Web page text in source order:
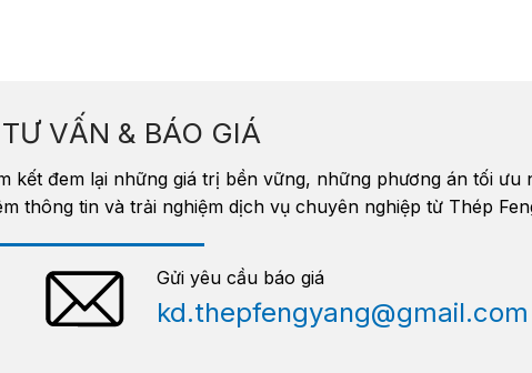
VẤN & BÁO GIÁ
kết đem lại những giá trị bền vững, những phương án tối ưu
thông tin và trải nghiệm dịch vụ chuyên nghiệp từ Thép
Gửi yêu cầu báo giá
kd.thepfengyang@gmail.com